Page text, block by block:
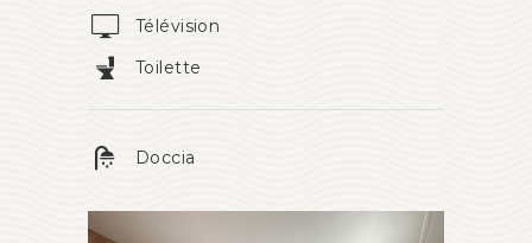
Télévision
Toilette
Doccia